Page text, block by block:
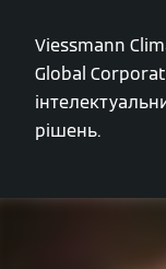
Viessmann
Global
рішень.